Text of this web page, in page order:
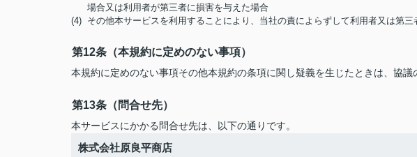
場合又は利用者が第三者に損害を与えた場合
(4) その他本サービスを利用することにより、当社の責によらずして利用者又は第三
第12条（本規約に定めのない事項）
本規約に定めのない事項その他本規約の条項に関し疑義を生じたときは、協議
第13条（問合せ先）
本サービスにかかる問合せ先は、以下の通りです。
株式会社原良平商店